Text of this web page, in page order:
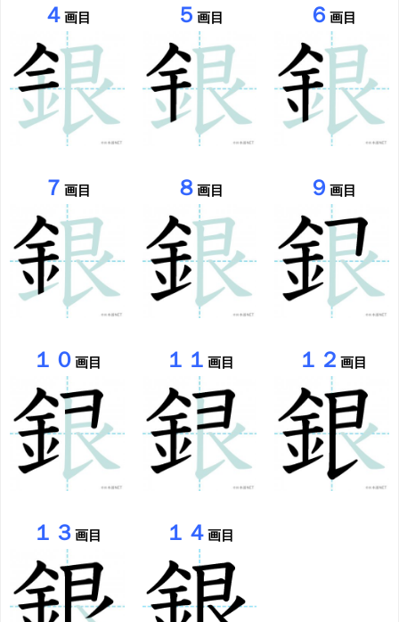
４画目 ５ 画目 ６ 画目
７画目 ８ 画目 ９ 画目
１０画目 １１ 画目 １２ 画目
１３画目 １４ 画目